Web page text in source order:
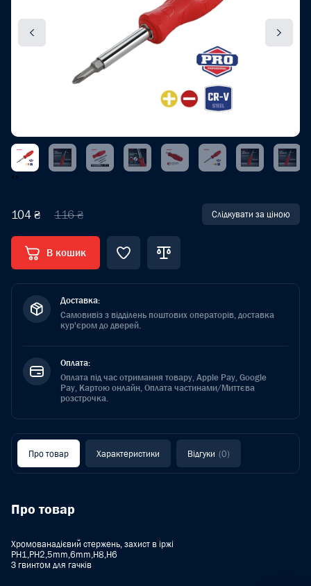
‹›
104 ₴ 116 ₴ Слідкувати за ціною
В кошик
Доставка:
Самовивіз з відділень поштових операторів, доставка
кур'єром до дверей.
Оплата:
Оплата під час отримання товару, Apple Pay, Google
Pay, Картою онлайн, Оплата частинами/Миттєва
розстрочка.
Про товар Характеристики Відгуки (0)
Про товар
Хромованадієвий стержень, захист в іржі
PH1,PH2,5mm,6mm,H8,H6
З гвинтом для гачків